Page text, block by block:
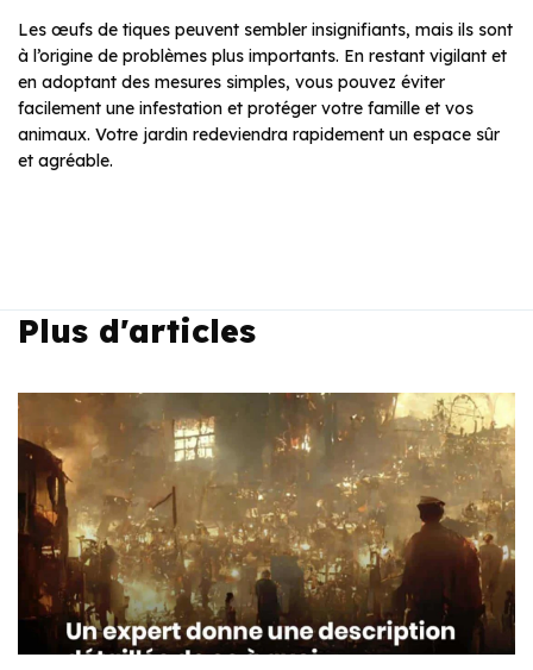
Les œufs de tiques peuvent sembler insignifiants, mais ils sont
à l’origine de problèmes plus importants. En restant vigilant et
en adoptant des mesures simples, vous pouvez éviter
facilement une infestation et protéger votre famille et vos
animaux. Votre jardin redeviendra rapidement un espace sûr
et agréable.
Plus d'articles